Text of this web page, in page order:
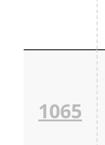
1065